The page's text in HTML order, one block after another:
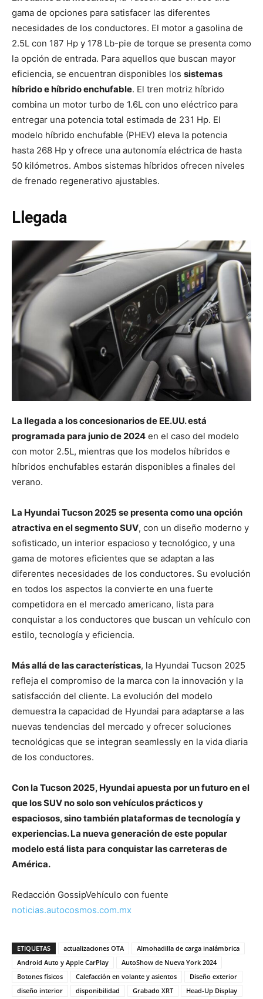
gama de opciones para satisfacer las diferentes
necesidades de los conductores. El motor a gasolina de
2.5L con 187 Hp y 178 Lb-pie de torque se presenta como
la opción de entrada. Para aquellos que buscan mayor
eficiencia, se encuentran disponibles los sistemas
híbrido e híbrido enchufable. El tren motriz híbrido
combina un motor turbo de 1.6L con uno eléctrico para
entregar una potencia total estimada de 231 Hp. El
modelo híbrido enchufable (PHEV) eleva la potencia
hasta 268 Hp y ofrece una autonomía eléctrica de hasta
50 kilómetros. Ambos sistemas híbridos ofrecen niveles
de frenado regenerativo ajustables.
Llegada
La llegada a los concesionarios de EE.UU. está
programada para junio de 2024 en el caso del modelo
con motor 2.5L, mientras que los modelos híbridos e
híbridos enchufables estarán disponibles a finales del
verano.
La Hyundai Tucson 2025 se presenta como una opción
atractiva en el segmento SUV, con un diseño moderno y
sofisticado, un interior espacioso y tecnológico, y una
gama de motores eficientes que se adaptan a las
diferentes necesidades de los conductores. Su evolución
en todos los aspectos la convierte en una fuerte
competidora en el mercado americano, lista para
conquistar a los conductores que buscan un vehículo con
estilo, tecnología y eficiencia.
Más allá de las características, la Hyundai Tucson 2025
refleja el compromiso de la marca con la innovación y la
satisfacción del cliente. La evolución del modelo
demuestra la capacidad de Hyundai para adaptarse a las
nuevas tendencias del mercado y ofrecer soluciones
tecnológicas que se integran seamlessly en la vida diaria
de los conductores.
Con la Tucson 2025, Hyundai apuesta por un futuro en el
que los SUV no solo son vehículos prácticos y
espaciosos, sino también plataformas de tecnología y
experiencias. La nueva generación de este popular
modelo está lista para conquistar las carreteras de
América.
Redacción GossipVehículo con fuente
noticias.autocosmos.com.mx
ETIQUETAS actualizaciones OTA
Almohadilla de carga inalámbrica
Android Auto y Apple CarPlay
AutoShow de Nueva York 2024
Botones físicos
Calefacción en volante y asientos
Diseño exterior
diseño interior
disponibilidad Grabado XRT
Head-Up Display